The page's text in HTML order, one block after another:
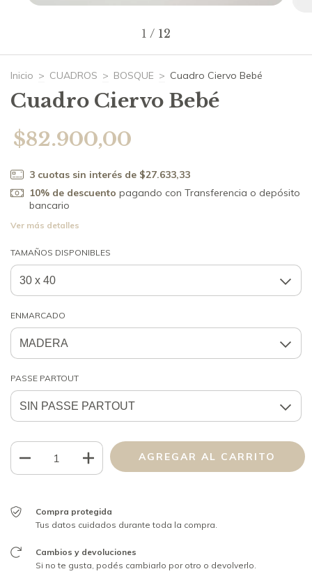
1 / 12
Inicio > CUADROS > BOSQUE > Cuadro Ciervo Bebé
Cuadro Ciervo Bebé
$82.900,00
3 cuotas sin interés de $27.633,33
10% de descuento pagando con Transferencia o depósito
bancario
Ver más detalles
TAMAÑOS DISPONIBLES
ENMARCADO
PASSE PARTOUT
Compra protegida
Tus datos cuidados durante toda la compra.
Cambios y devoluciones
Si no te gusta, podés cambiarlo por otro o devolverlo.